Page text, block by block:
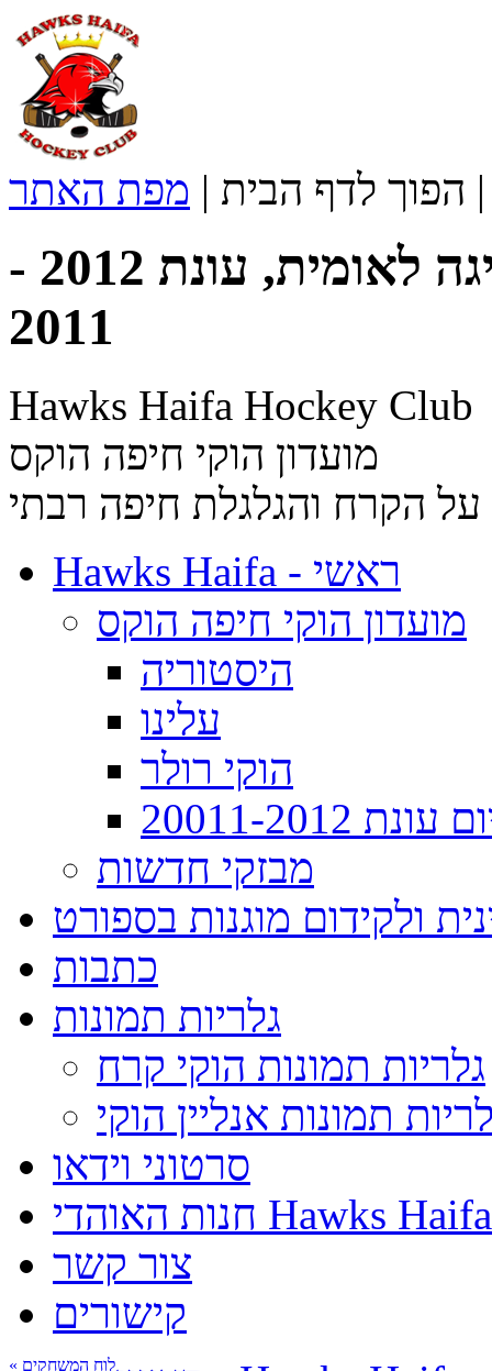
הפוך לדף הבית | מפת האתר
טבלת הוקי רולר בוגרים, ליגה לאומית, עונת 2012 -
2011
Hawks Haifa Hockey Club
מועדון הוקי חיפה הוקס
הקרח והגלגלת חיפה רבתי
Hawks Haifa - ראשי
מועדון הוקי חיפה הוקס
היסטוריה
עלינו
הוקי רולר
20011-2012
מבזקי חדשות
ולקידום מוגנות בספורט
כתבות
גלריות תמונות
גלריות תמונות הוקי קרח
תמונות אנליין הוקי
סרטוני וידאו
חנות האוהדי Hawks Haifa
צור קשר
קישורים
« לוח המשחקים